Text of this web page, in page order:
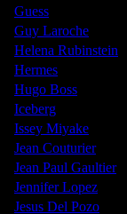
Guess
Guy Laroche
Helena Rubinstein
Hermes
Hugo Boss
Iceberg
Issey Miyake
Jean Couturier
Jean Paul Gaultier
Jennifer Lopez
Jesus Del Pozo